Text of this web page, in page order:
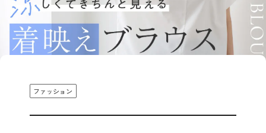
コスメ・ケア
その他
ご利用ガイド
お問い合わせ
ログイン
新規会員登録
ファッション